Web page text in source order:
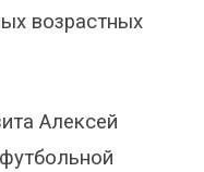
возрастных
Алексей